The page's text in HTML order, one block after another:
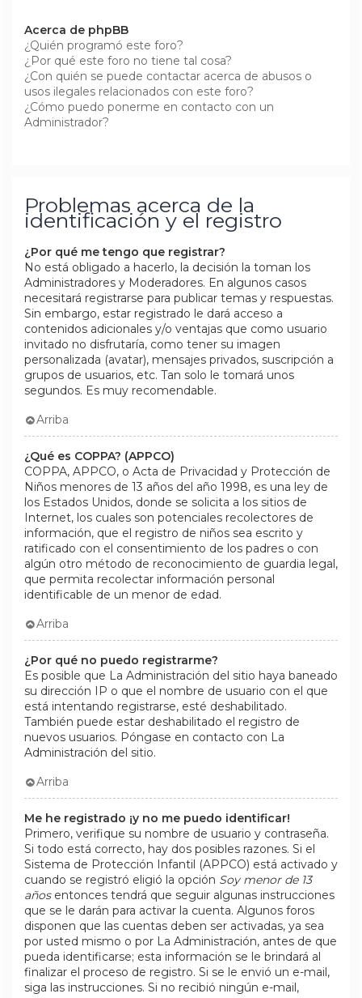
Acerca de phpBB
¿Quién programó este foro?
¿Por qué este foro no tiene tal cosa?
¿Con quién se puede contactar acerca de abusos o
usos ilegales relacionados con este foro?
¿Cómo puedo ponerme en contacto con un
Administrador?
Problemas acerca de la
identificación y el registro
¿Por qué me tengo que registrar?
No está obligado a hacerlo, la decisión la toman los
Administradores y Moderadores. En algunos casos
necesitará registrarse para publicar temas y respuestas.
Sin embargo, estar registrado le dará acceso a
contenidos adicionales y/o ventajas que como usuario
invitado no disfrutaría, como tener su imagen
personalizada (avatar), mensajes privados, suscripción a
grupos de usuarios, etc. Tan solo le tomará unos
segundos. Es muy recomendable.
Arriba
¿Qué es COPPA? (APPCO)
COPPA, APPCO, o Acta de Privacidad y Protección de
Niños menores de 13 años del año 1998, es una ley de
los Estados Unidos, donde se solicita a los sitios de
Internet, los cuales son potenciales recolectores de
información, que el registro de niños sea escrito y
ratificado con el consentimiento de los padres o con
algún otro método de reconocimiento de guardia legal,
que permita recolectar información personal
identificable de un menor de edad.
Arriba
¿Por qué no puedo registrarme?
Es posible que La Administración del sitio haya baneado
su dirección IP o que el nombre de usuario con el que
está intentando registrarse, esté deshabilitado.
También puede estar deshabilitado el registro de
nuevos usuarios. Póngase en contacto con La
Administración del sitio.
Arriba
Me he registrado ¡y no me puedo identificar!
Primero, verifique su nombre de usuario y contraseña.
Si todo está correcto, hay dos posibles razones. Si el
Sistema de Protección Infantil (APPCO) está activado y
cuando se registró eligió la opción Soy menor de 13
añosentonces tendrá que seguir algunas instrucciones
que se le darán para activar la cuenta. Algunos foros
disponen que las cuentas deben ser activadas, ya sea
por usted mismo o por La Administración, antes de que
pueda identificarse; esta información se le brindará al
finalizar el proceso de registro. Si se le envió un e-mail,
siga las instrucciones. Si no recibió ningún e-mail,